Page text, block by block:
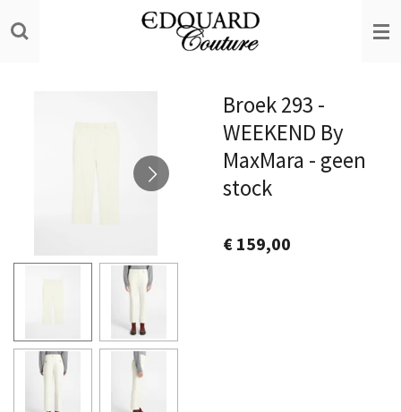
direct
Broek 293 -
WEEKEND By
MaxMara - geen
stock
€ 159,00